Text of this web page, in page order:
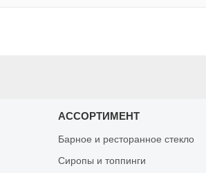
АССОРТИМЕНТ
Барное и ресторанное стекло
Сиропы и топпинги